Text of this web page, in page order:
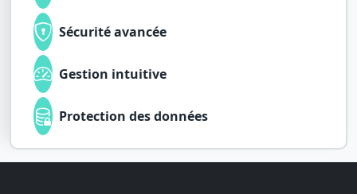
Sécurité avancée
Gestion intuitive
Protection des données